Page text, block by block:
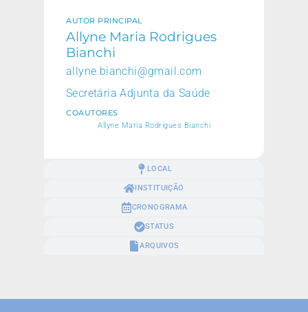
LOCAL
INSTITUIÇÃO
CRONOGRAMA
STATUS
ARQUIVOS
AUTOR PRINCIPAL
Allyne Maria Rodrigues
Bianchi
allyne.bianchi@gmail.com
Secretária Adjunta da Saúde
COAUTORES
Allyne Maria Rodrigues Bianchi